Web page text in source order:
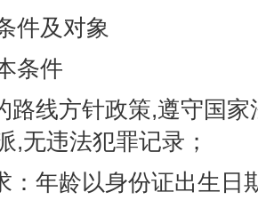
件及对象
条件
路线方针政策,遵守国
,无违法犯罪记录；
：年龄以身份证出生日